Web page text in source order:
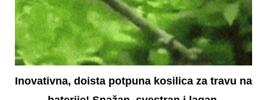
Inovativna, doista potpuna kosilica za travu na